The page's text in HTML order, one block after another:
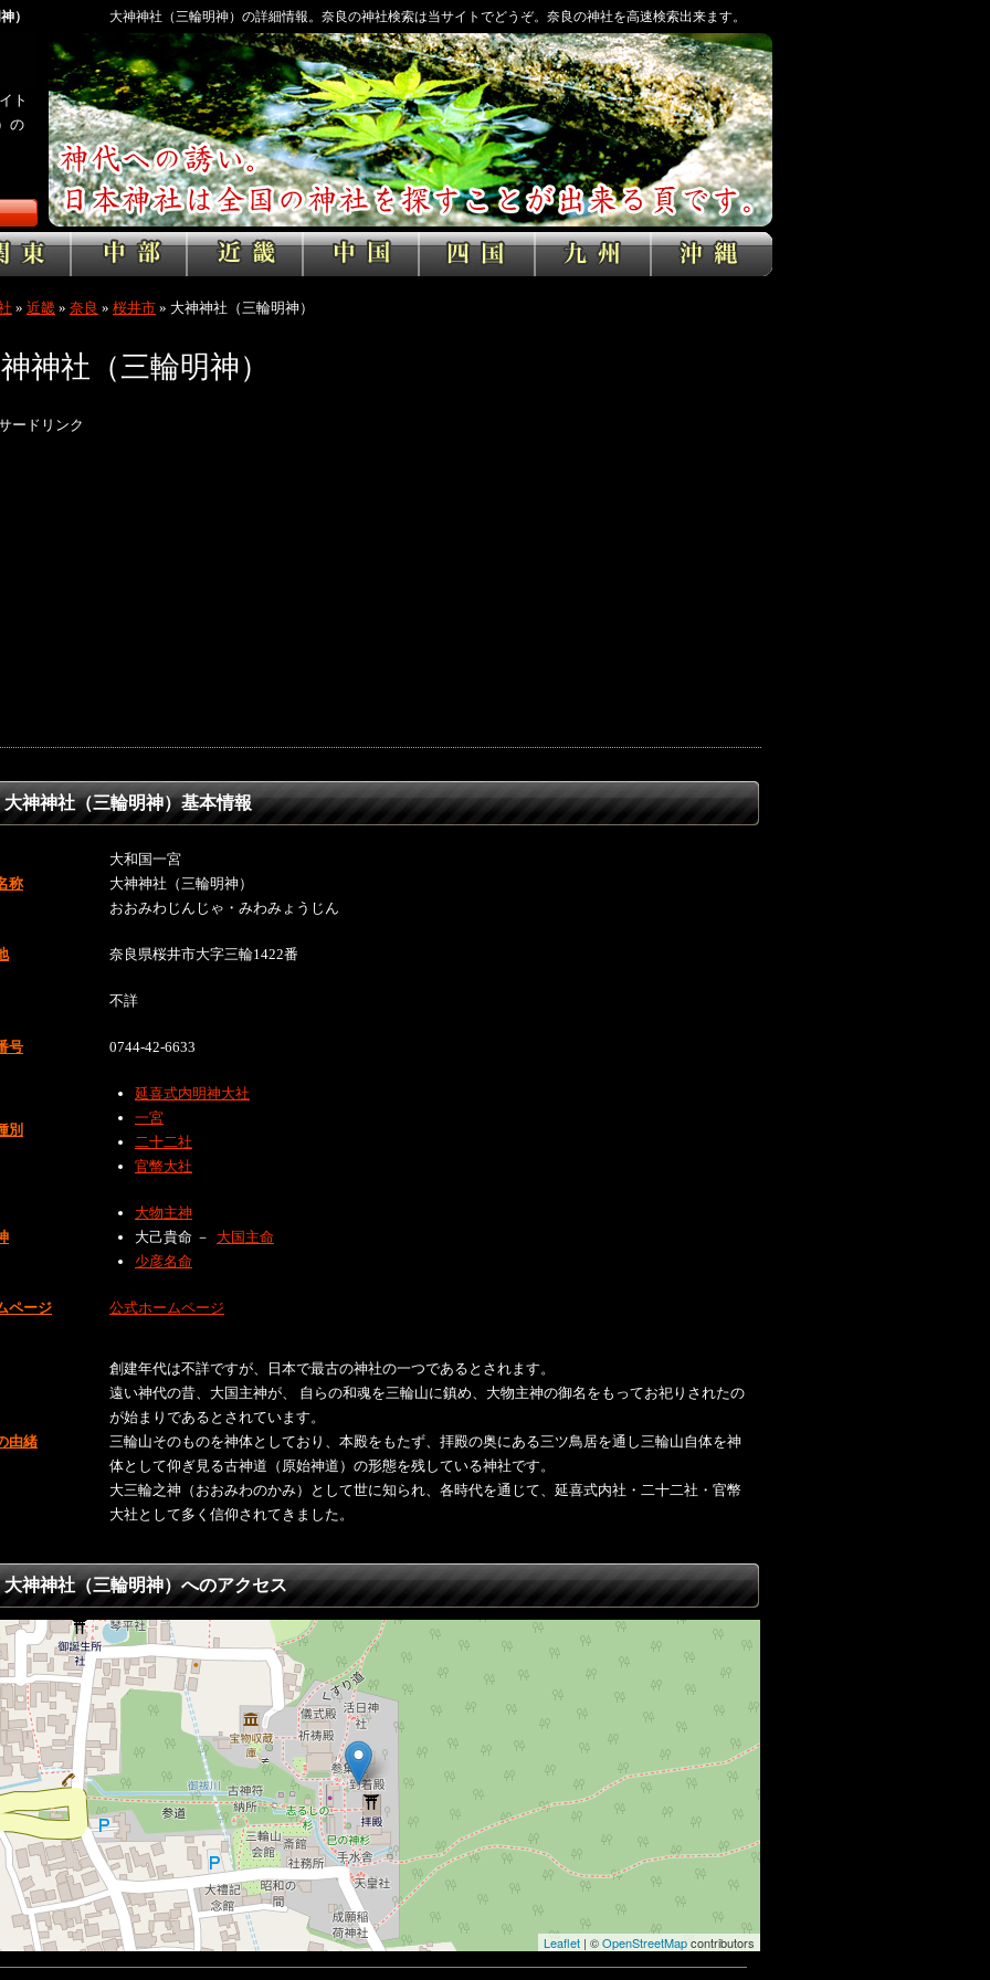
） 大神神社（三輪明神）の詳細情報。奈良の神社検索は当サイトでどうぞ。奈良の神社を高速検索出来ます。
ト
の
» 近畿 » 奈良 » 桜井市 » 大神神社（三輪明神）
神社（三輪明神）
ードリンク
大神神社（三輪明神）基本情報
称
大和国一宮
大神神社（三輪明神）
おおみわじんじゃ・みわみょうじん
奈良県桜井市大字三輪1422番
不詳
号 0744-42-6633
別
延喜式内明神大社
一宮
二十二社
官幣大社
大物主神
大己貴命 － 大国主命
少彦名命
ページ 公式ホームページ
由緒
創建年代は不詳ですが、日本で最古の神社の一つであるとされます。
遠い神代の昔、大国主神が、 自らの和魂を三輪山に鎮め、大物主神の御名をもってお祀りされたの
が始まりであるとされています。
三輪山そのものを神体としており、本殿をもたず、拝殿の奥にある三ツ鳥居を通し三輪山自体を神
体として仰ぎ見る古神道（原始神道）の形態を残している神社です。
大三輪之神（おおみわのかみ）として世に知られ、各時代を通じて、延喜式内社・二十二社・官幣
大社として多く信仰されてきました。
大神神社（三輪明神）へのアクセス
Leaflet | ©OpenStreetMapcontributors